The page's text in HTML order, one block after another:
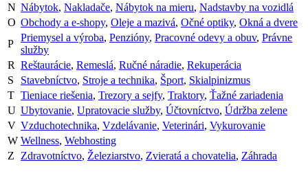
N Nábytok, Nakladače, Nábytok na mieru, Nadstavby na vozidlá
O Obchody a e-shopy, Oleje a mazivá, Očné optiky, Okná a dvere
P
Priemysel a výroba, Penzióny, Pracovné odevy a obuv, Právne
služby
R Reštaurácie, Remeslá, Ručné náradie, Rekuperácia
S
Stavebníctvo, Stroje a technika, Šport, Skialpinizmus
T Tieniace riešenia, Trezory a sejfy, Traktory, Ťažné zariadenia
U Ubytovanie, Upratovacie služby, Účtovníctvo, Údržba zelene
V Vzduchotechnika, Vzdelávanie, Veterinári, Vykurovanie
W Wellness, Webhosting
Z
Zdravotníctvo, Železiarstvo, Zvieratá a chovatelia, Záhrada